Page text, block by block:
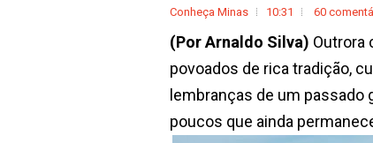
Conheça Minas 10:31 60
(Por Arnaldo Silva) Outrora
povoados de rica tradição,
lembranças de um passado
poucos que ainda